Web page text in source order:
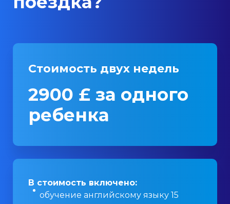
Стоимость двух недель
2900 £ за одного
ребенка
В стоимость включено:
обучение английскому языку 15